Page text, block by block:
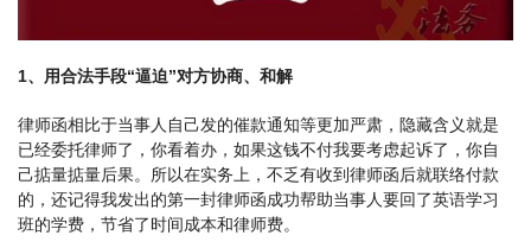
1、用合法手段“逼迫”对方协商、和解
律师函相比于当事人自己发的催款通知等更加严肃，隐藏含义就是
已经委托律师了，你看着办，如果这钱不付我要考虑起诉了，你自
己掂量掂量后果。所以在实务上，不乏有收到律师函后就联络付款
的，还记得我发出的第一封律师函成功帮助当事人要回了英语学习
班的学费，节省了时间成本和律师费。